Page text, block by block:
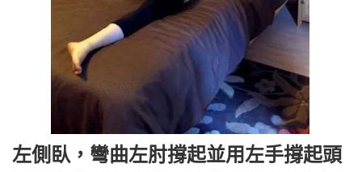
左側臥，彎曲左肘撐起並用左手撐起頭